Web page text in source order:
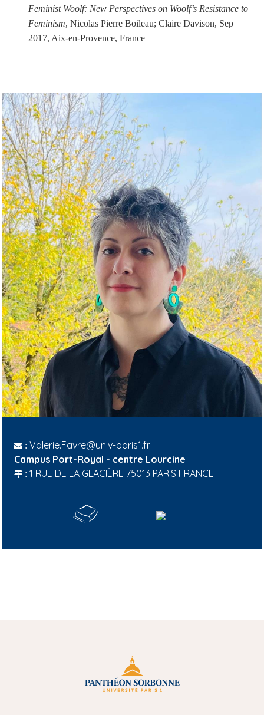
Feminist Woolf: New Perspectives on Woolf’s Resistance to
Feminism, Nicolas Pierre Boileau; Claire Davison, Sep
2017, Aix-en-Provence, France
: Valerie.Favre@univ-paris1.fr
Campus Port-Royal - centre Lourcine
: 1 RUE DE LA GLACIÈRE 75013 PARIS FRANCE
A
H